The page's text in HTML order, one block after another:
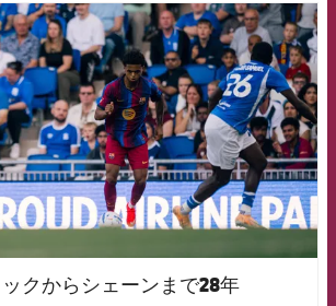
FCB Barcelona badge
クからシェーンまで28年